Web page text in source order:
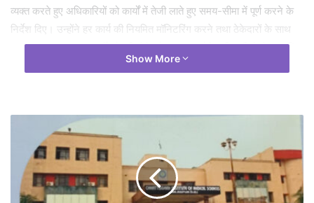
व्यक्त करते हुए अधिकारियों को कार्यों में तेजी लाते हुए समय-सीमा में पूर्ण करने के
निर्देश दिए। उन्होंने हर कार्य की नियमित मॉनिटरिंग करने तथा ठेकेदारों के साथ
सतत समन्वय बनाकर कार्यों को गति देने को कहा। उन्होंने अधिकारियों से कहा कि
निर्माण कार्यों में शिथिलता स्वीकार नहीं की जाएगी। उन्होंने लंबित कार्यों की
Show More